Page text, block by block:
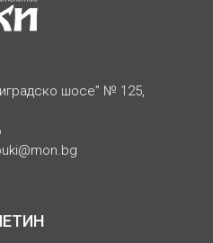
шосе” № 125,